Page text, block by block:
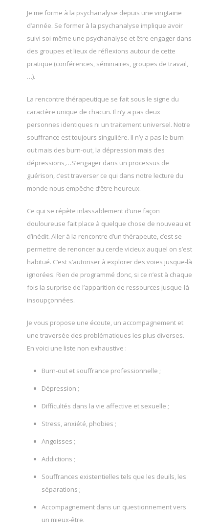
Je me forme à la psychanalyse depuis une vingtaine
d’année. Se former à la psychanalyse implique avoir
suivi soi-même une psychanalyse et être engager dans
des groupes et lieux de réflexions autour de cette
pratique (conférences, séminaires, groupes de travail,
…).
La rencontre thérapeutique se fait sous le signe du
caractère unique de chacun. Il n’y a pas deux
personnes identiques ni un traitement universel. Notre
souffrance est toujours singulière. Il n’y a pas le burn-
out mais des burn-out, la dépression mais des
dépressions,…S’engager dans un processus de
guérison, c’est traverser ce qui dans notre lecture du
monde nous empêche d’être heureux.
Ce qui se répète inlassablement d’une façon
douloureuse fait place à quelque chose de nouveau et
d’inédit. Aller à la rencontre d’un thérapeute, c’est se
permettre de renoncer au cercle vicieux auquel on s’est
habitué. C’est s’autoriser à explorer des voies jusque-là
ignorées. Rien de programmé donc, si ce n’est à chaque
fois la surprise de l’apparition de ressources jusque-là
insoupçonnées.
Je vous propose une écoute, un accompagnement et
une traversée des problématiques les plus diverses.
En voici une liste non exhaustive :
Burn-out et souffrance professionnelle ;
Dépression ;
Difficultés dans la vie affective et sexuelle ;
Stress, anxiété, phobies ;
Angoisses ;
Addictions ;
Souffrances existentielles tels que les deuils, les
séparations ;
Accompagnement dans un questionnement vers
un mieux-être.